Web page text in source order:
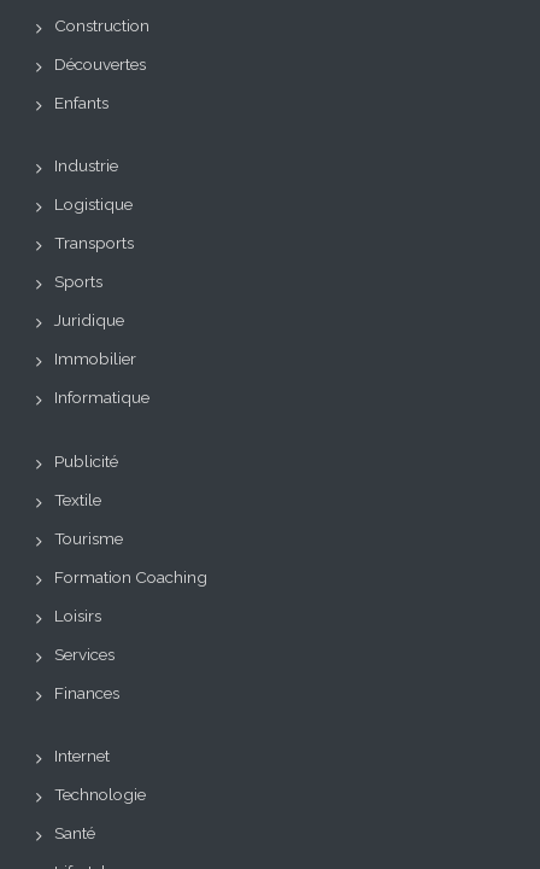
Construction
Découvertes
Enfants
Industrie
Logistique
Transports
Sports
Juridique
Immobilier
Informatique
Publicité
Textile
Tourisme
Formation Coaching
Loisirs
Services
Finances
Internet
Technologie
Santé